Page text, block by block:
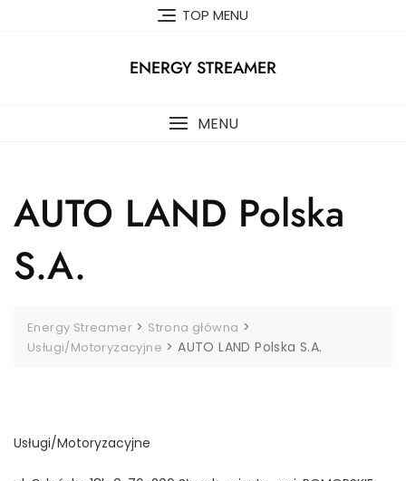
TOP MENU
ENERGY STREAMER
MENU
AUTO LAND Polska
S.A.
Energy Streamer > Strona główna >
Usługi/Motoryzacyjne >AUTO LAND Polska S.A.
Usługi/Motoryzacyjne